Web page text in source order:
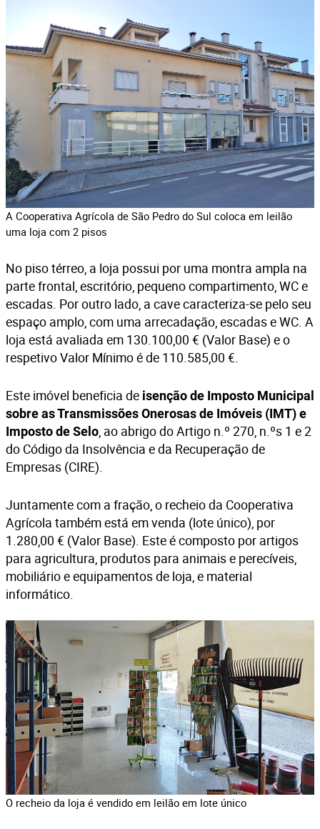
A Cooperativa Agrícola de São Pedro do Sul coloca em leilão
uma loja com 2 pisos
No piso térreo, a loja possui por uma montra ampla na
parte frontal, escritório, pequeno compartimento, WC e
escadas. Por outro lado, a cave caracteriza-se pelo seu
espaço amplo, com uma arrecadação, escadas e WC. A
loja está avaliada em 130.100,00 € (Valor Base) e o
respetivo Valor Mínimo é de 110.585,00 €.
Este imóvel beneficia de isenção de Imposto Municipal
sobre as Transmissões Onerosas de Imóveis (IMT) e
Imposto de Selo, ao abrigo do Artigo n.º 270, n.ºs 1 e 2
do Código da Insolvência e da Recuperação de
Empresas (CIRE).
Juntamente com a fração, o recheio da Cooperativa
Agrícola também está em venda (lote único), por
1.280,00 € (Valor Base). Este é composto por artigos
para agricultura, produtos para animais e perecíveis,
mobiliário e equipamentos de loja, e material
informático.
O recheio da loja é vendido em leilão em lote único